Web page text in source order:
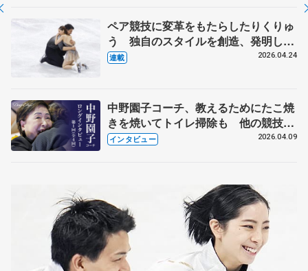
ペア競技に変革をもたらしたりくりゅ
う 独自のスタイルを創造、発明した
【引退発表後②】
連載 2026.04.24
中野園子コーチ、教えるためにたこ焼
きを焼いてトイレ掃除も 他の競技に
も通用するという坂本花織の筋肉
インタビュー 2026.04.09